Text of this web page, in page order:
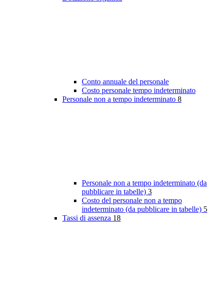
Conto annuale del personale
Costo personale tempo indeterminato
Personale non a tempo indeterminato 8
Personale non a tempo indeterminato (da
pubblicare in tabelle) 3
Costo del personale non a tempo
indeterminato (da pubblicare in tabelle) 5
Tassi di assenza 18